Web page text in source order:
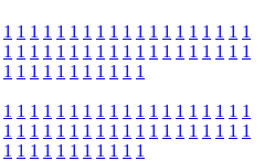
1 1 1 1 1 1 1 1 1 1 1 1 1 1 1 1 1 1 1
1 1 1 1 1 1 1 1 1 1 1 1 1 1 1 1 1 1 1
1 1 1 1 1 1 1 1 1 1 1
1 1 1 1 1 1 1 1 1 1 1 1 1 1 1 1 1 1 1
1 1 1 1 1 1 1 1 1 1 1 1 1 1 1 1 1 1 1
1 1 1 1 1 1 1 1 1 1 1